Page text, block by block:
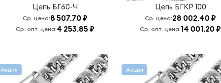
Цепь БГ60-Ч
Ср. цена:8 507.70 ₽
Ср. опт. цена:4 253.85 ₽
Цепь БГКР 100
Ср. цена:28 002.40 ₽
Ср. опт. цена:14 001.20 ₽
Акция Акция